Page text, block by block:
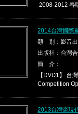
2008-2012 春
2014台灣國際
類 別：影音
出版社：台灣
簡 介：
【DVD1】 台
Competition
2013台灣盃現